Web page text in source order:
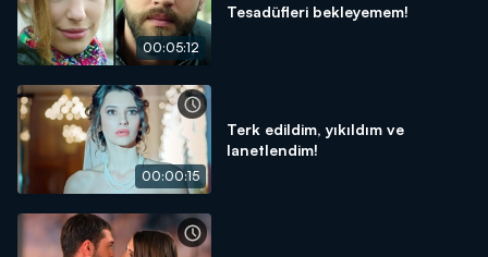
00:05:12
Tesadüfleri bekleyemem!
00:00:15
Terk edildim, yıkıldım ve
lanetlendim!